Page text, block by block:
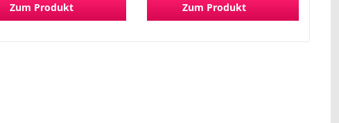
Zum Produkt Zum Produkt